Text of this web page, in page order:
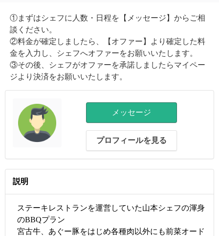
①まずはシェフに人数・日程を【メッセージ】からご相
談ください。
②料金が確定しましたら、【オファー】より確定した料
金を入力し、シェフへオファーをお願いいたします。
③その後、シェフがオファーを承諾しましたらマイペー
ジより決済をお願いいたします。
メッセージ
プロフィールを見る
説明
ステーキレストランを運営していた山本シェフの渾身
のBBQプラン
宮古牛、あぐー豚をはじめ各種肉以外にも前菜オード